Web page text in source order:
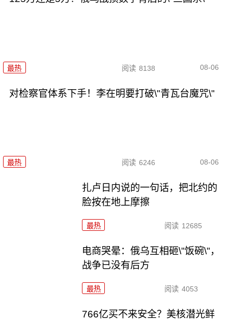
最热 阅读 8138 08-06
对检察官体系下手！李在明要打破\"青瓦台魔咒\"
最热 阅读 6246 08-06
扎卢日内说的一句话，把北约的
脸按在地上摩擦
最热 阅读 12685
电商哭晕：俄乌互相砸\"饭碗\"，
战争已没有后方
最热 阅读 4053
766亿买不来安全？美核潜光鲜